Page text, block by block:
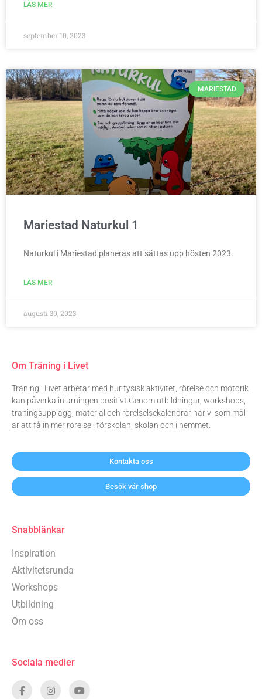
LÄS MER
september 10, 2023
MARIESTAD
Mariestad Naturkul 1
Naturkul i Mariestad planeras att sättas upp hösten 2023.
LÄS MER
augusti 30, 2023
Om Träning i Livet
Träning i Livet arbetar med hur fysisk aktivitet, rörelse och motorik
kan påverka inlärningen positivt.Genom utbildningar, workshops,
träningsupplägg, material och rörelselsekalendrar har vi som mål
är att få in mer rörelse i förskolan, skolan och i hemmet.
Kontakta oss
Besök vår shop
Snabblänkar
Inspiration
Aktivitetsrunda
Workshops
Utbildning
Om oss
Sociala medier